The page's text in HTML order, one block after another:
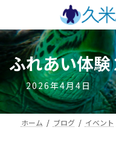
テ
キ
ッ
プ
ゲ
に
移
動
ふれあい体
2026年4月4日
ホーム ブログ イベント